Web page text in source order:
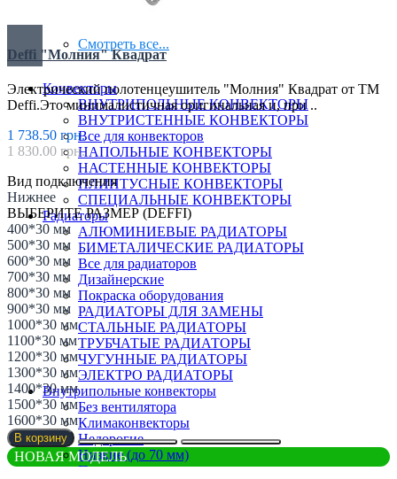
Смотреть все...
Конвекторы
ВНУТРИПОЛЬНЫЕ КОНВЕКТОРЫ
ВНУТРИСТЕННЫЕ КОНВЕКТОРЫ
Все для конвекторов
НАПОЛЬНЫЕ КОНВЕКТОРЫ
НАСТЕННЫЕ КОНВЕКТОРЫ
ПЛИНТУСНЫЕ КОНВЕКТОРЫ
СПЕЦИАЛЬНЫЕ КОНВЕКТОРЫ
Радиаторы
АЛЮМИНИЕВЫЕ РАДИАТОРЫ
БИМЕТАЛИЧЕСКИЕ РАДИАТОРЫ
Все для радиаторов
Дизайнерские
Покраска оборудования
РАДИАТОРЫ ДЛЯ ЗАМЕНЫ
СТАЛЬНЫЕ РАДИАТОРЫ
ТРУБЧАТЫЕ РАДИАТОРЫ
ЧУГУННЫЕ РАДИАТОРЫ
ЭЛЕКТРО РАДИАТОРЫ
Внутрипольные конвекторы
Без вентилятора
Климаконвекторы
Недорогие
Низкие (до 70 мм)
Премиум класс
Deffi "Молния" Квадрат
Электрический полотенцеушитель "Молния" Квадрат от ТМ
Deffi.Это минималистичная оригинальная и, при ..
1 738.50 грн.
1 830.00 грн.
Вид подключения
Нижнее
ВЫБЕРИТЕ РАЗМЕР (DEFFI)
400*30 мм
500*30 мм
600*30 мм
700*30 мм
800*30 мм
900*30 мм
1000*30 мм
1100*30 мм
1200*30 мм
1300*30 мм
1400*30 мм
1500*30 мм
1600*30 мм
В корзину
НОВАЯ МОДЕЛЬ